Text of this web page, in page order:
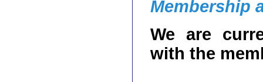
Membership
We are
with the